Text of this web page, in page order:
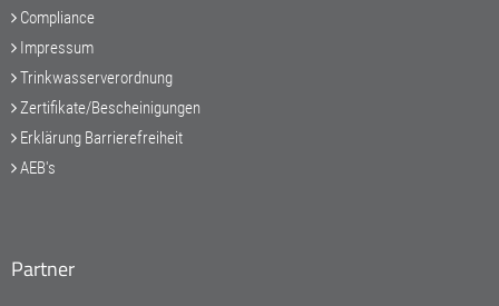
Compliance
Impressum
Trinkwasserverordnung
Zertifikate/Bescheinigungen
Erklärung Barrierefreiheit
AEB's
Partner